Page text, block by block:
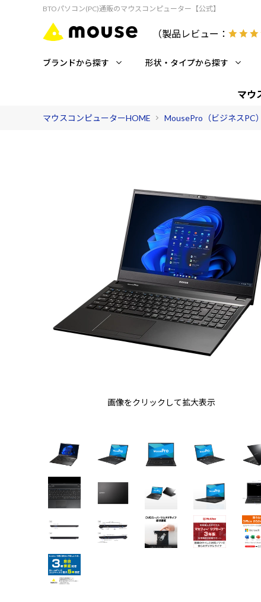
BTOパソコン(PC)通販のマウスコンピューター【公式】
（製品レビュー：
ブランドから探す 形状・タイプから探す
マウ
マウスコンピューターHOME MousePro（ビジネスPC）
画像をクリックして拡大表示